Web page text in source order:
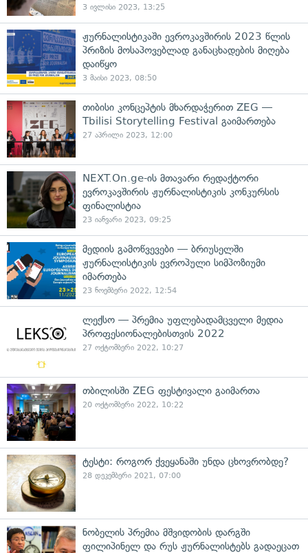
3 ივლისი 2023, 13:25
ჟურნალისტიკაში ევროკავშირის 2023 წლის
პრიზის მოსაპოვებლად განაცხადების მიღება
დაიწყო
3 მაისი 2023, 08:50
თიბისი კონცეპტის მხარდაჭერით ZEG —
Tbilisi Storytelling Festival გაიმართება
27 აპრილი 2023, 12:00
NEXT.On.ge-ის მთავარი რედაქტორი
ევროკავშირის ჟურნალისტიკის კონკურსის
ფინალისტია
23 იანვარი 2023, 09:25
მედიის გამოწვევები — ბრიუსელში
ჟურნალისტიკის ევროპული სიმპოზიუმი
იმართება
23 ნოემბერი 2022, 12:54
ლექსო — პრემია უფლებადამცველი მედია
პროფესიონალებისთვის 2022
27 ოქტომბერი 2022, 10:27
თბილისში ZEG ფესტივალი გაიმართა
20 ოქტომბერი 2022, 10:22
ტესტი: როგორ ქვეყანაში უნდა ცხოვრობდე?
28 დეკემბერი 2021, 07:00
ნობელის პრემია მშვიდობის დარგში
ფილიპინელ და რუს ჟურნალისტებს გადაეცათ